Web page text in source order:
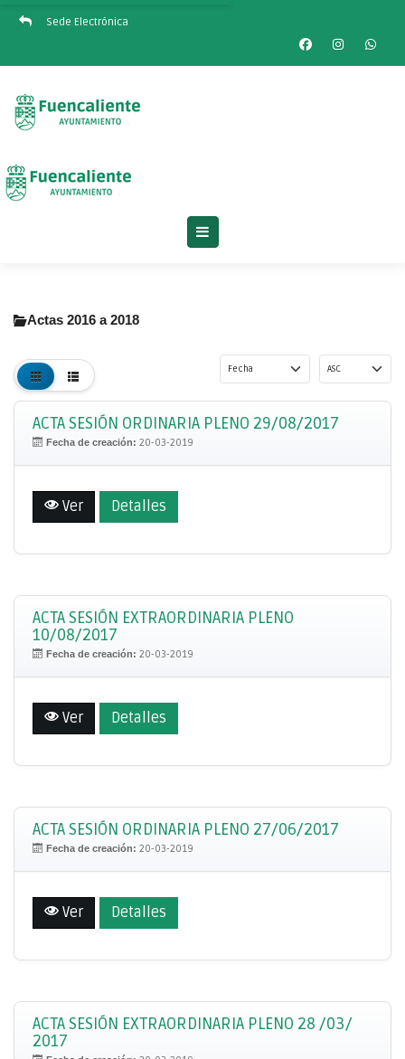
Sede Electrónica
Actas 2016 a 2018
ACTA SESIÓN ORDINARIA PLENO 29/08/2017
Fecha de creación: 20-03-2019
Ver Detalles
ACTA SESIÓN EXTRAORDINARIA PLENO
10/08/2017
Fecha de creación: 20-03-2019
Ver Detalles
ACTA SESIÓN ORDINARIA PLENO 27/06/2017
Fecha de creación: 20-03-2019
Ver Detalles
ACTA SESIÓN EXTRAORDINARIA PLENO 28 /03/
2017